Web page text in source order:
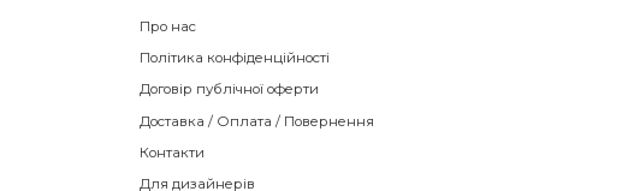
Про нас
Політика конфіденційності
Договір публічної оферти
Доставка / Оплата / Повернення
Контакти
Для дизайнерів